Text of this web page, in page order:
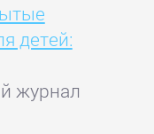
детей:
журнал